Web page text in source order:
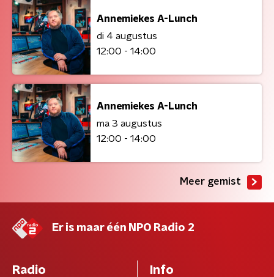
Annemiekes A-Lunch
di 4 augustus
12:00 - 14:00
Annemiekes A-Lunch
ma 3 augustus
12:00 - 14:00
Meer gemist
Er is maar één NPO Radio 2
Radio Info